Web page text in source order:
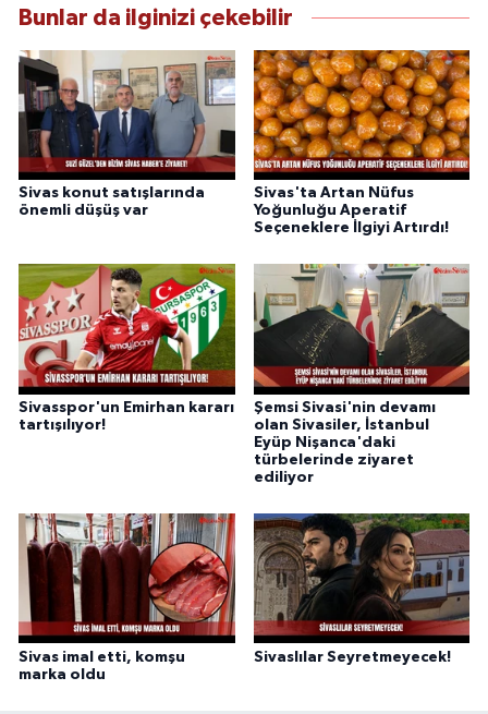
Bunlar da ilginizi çekebilir
Sivas konut satışlarında
önemli düşüş var
Sivas'ta Artan Nüfus
Yoğunluğu Aperatif
Seçeneklere İlgiyi Artırdı!
Sivasspor'un Emirhan kararı
tartışılıyor!
Şemsi Sivasi'nin devamı
olan Sivasiler, İstanbul
Eyüp Nişanca'daki
türbelerinde ziyaret
ediliyor
Sivas imal etti, komşu
marka oldu
Sivaslılar Seyretmeyecek!